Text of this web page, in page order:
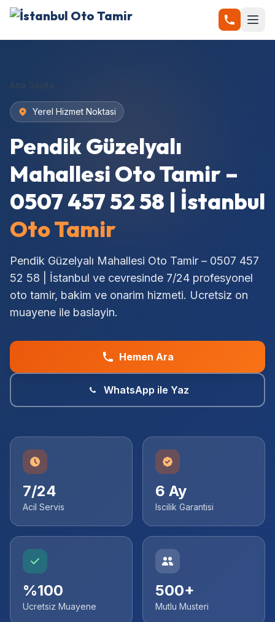
Ana Sayfa
Yerel Hizmet Noktasi
Pendik Güzelyalı
Mahallesi Oto Tamir –
0507 457 52 58 | İstanbul
Oto Tamir
Pendik Güzelyalı Mahallesi Oto Tamir – 0507 457
52 58 | İstanbul ve cevresinde 7/24 profesyonel
oto tamir, bakim ve onarim hizmeti. Ucretsiz on
muayene ile baslayin.
Hemen Ara
WhatsApp ile Yaz
7/24
Acil Servis
6 Ay
Iscilik Garantisi
%100
Ucretsiz Muayene
500+
Mutlu Musteri